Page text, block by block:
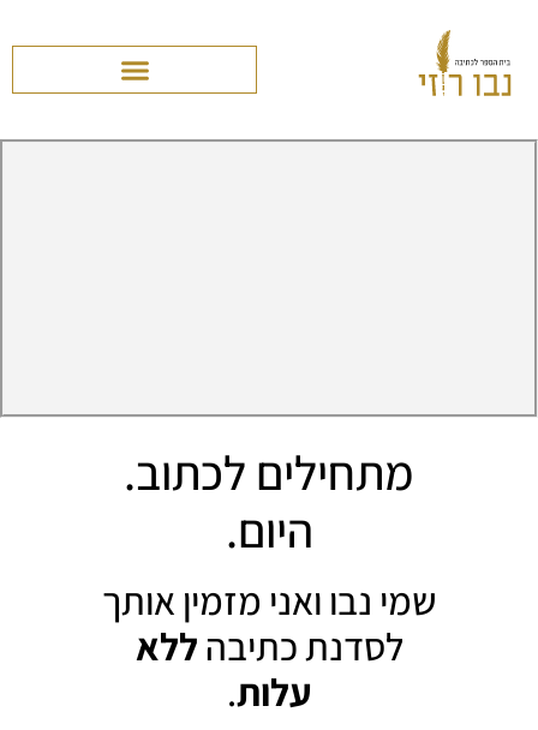
מתחילים לכתוב.
היום.
שמי נבו ואני מזמין אותך
לסדנת כתיבהללא
עלות.